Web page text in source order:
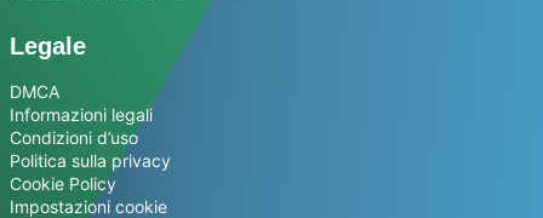
Legale
DMCA
Informazioni legali
Condizioni d’uso
Politica sulla privacy
Cookie Policy
Impostazioni cookie